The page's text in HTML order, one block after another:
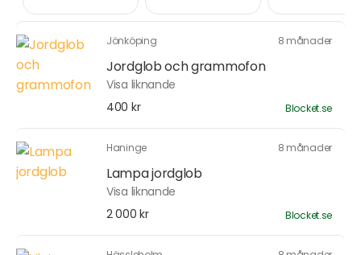
Jönköping 8 månader
Jordglob och grammofon
Visa liknande
400 kr
Blocket.se
Haninge 8 månader
Lampa jordglob
Visa liknande
2 000 kr
Blocket.se